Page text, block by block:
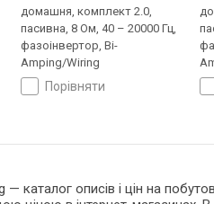
домашня, комплект 2.0,
пасивна, 8 Ом, 40 – 20000 Гц,
фазоінвертор, Bi-
Amping/Wiring
порівняти
— каталог описів і цін на